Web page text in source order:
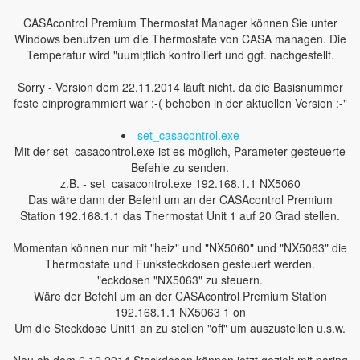
CASAcontrol Premium Thermostat Manager können Sie unter
Windows benutzen um die Thermostate von CASA managen. Die
Temperatur wird "uuml;tlich kontrolliert und ggf. nachgestellt.
Sorry - Version dem 22.11.2014 läuft nicht. da die Basisnummer
feste einprogrammiert war :-( behoben in der aktuellen Version :-"
set_casacontrol.exe
Mit der set_casacontrol.exe ist es möglich, Parameter gesteuerte
Befehle zu senden.
z.B. - set_casacontrol.exe 192.168.1.1 NX5060
Das wäre dann der Befehl um an der CASAcontrol Premium
Station 192.168.1.1 das Thermostat Unit 1 auf 20 Grad stellen.
Momentan können nur mit "heiz" und "NX5060" und "NX5063" die
Thermostate und Funksteckdosen gesteuert werden.
"eckdosen "NX5063" zu steuern.
Wäre der Befehl um an der CASAcontrol Premium Station
192.168.1.1 NX5063 1 on
Um die Steckdose Unit1 an zu stellen "off" um auszustellen u.s.w.